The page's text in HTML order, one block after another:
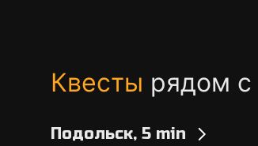
Квесты рядом
Подольск, 5 min